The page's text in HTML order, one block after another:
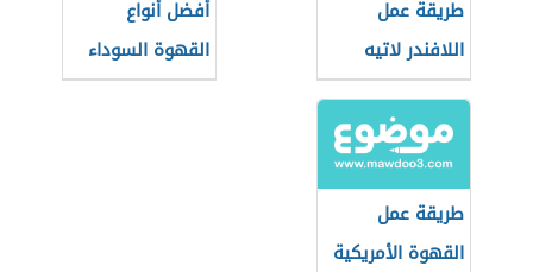
طريقة عمل
اللافندر لاتيه
أفضل أنواع
القهوة السوداء
طريقة عمل
القهوة الأمريكية